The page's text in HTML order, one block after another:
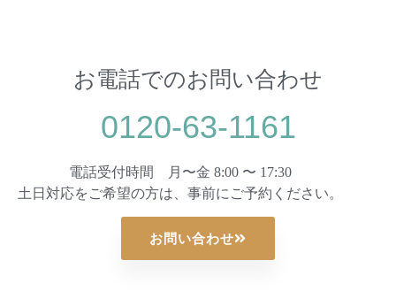
お電話でのお問い合わせ
0120-63-1161
電話受付時間 月〜金 8:00 〜 17:30
土日対応をご希望の方は、事前にご予約ください。
お問い合わせ